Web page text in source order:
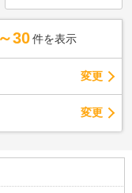
30 件を表示
変更
変更